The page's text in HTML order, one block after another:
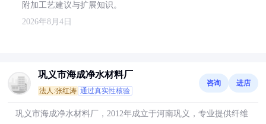
附加工艺建议与扩展知识。
2026年8月4日
巩义市海成净水材料厂
法人:张红涛 通过真实性核验
咨询 进店
巩义市海成净水材料厂，2012年成立于河南巩义，专业提供纤维